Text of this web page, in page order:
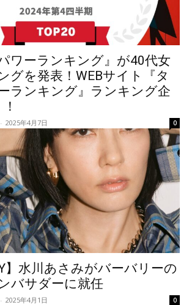
ワーランキング』が40代女
グを発表！WEBサイト『タ
ランキング』ランキング企
- 2025年4月7日 0
】水川あさみがバーバリーの
バサダーに就任
- 2025年4月1日 0